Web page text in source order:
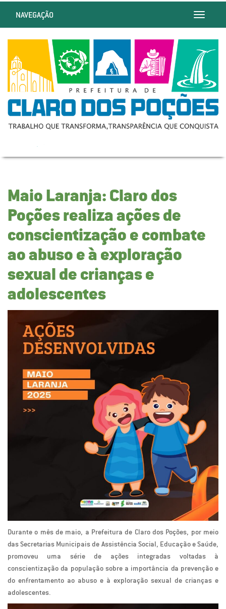
Toggle
NAVEGAÇÃO
Maio Laranja: Claro dos
Poções realiza ações de
conscientização e combate
ao abuso e à exploração
sexual de crianças e
adolescentes
Durante o mês de maio, a Prefeitura de Claro dos Poções, por meio
das Secretarias Municipais de Assistência Social, Educação e Saúde,
promoveu uma série de ações integradas voltadas à
conscientização da população sobre a importância da prevenção e
do enfrentamento ao abuso e à exploração sexual de crianças e
adolescentes.